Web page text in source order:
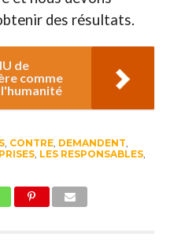
des résultats.
de
comme
, CONTRE, DEMANDENT,
, LES RESPONSABLES,